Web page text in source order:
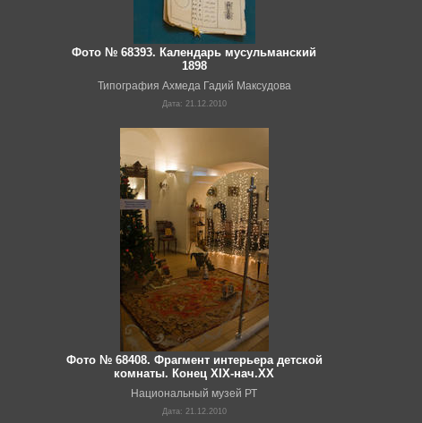
Фото № 68393. Календарь мусульманский
1898
Типография Ахмеда Гадий Максудова
Дата: 21.12.2010
Фото № 68408. Фрагмент интерьера детской
комнаты. Конец XIX-нач.XX
Национальный музей РТ
Дата: 21.12.2010